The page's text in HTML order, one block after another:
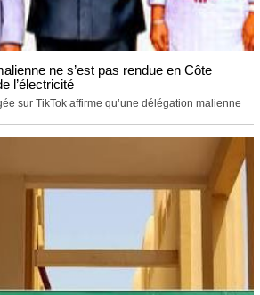
ne s’est pas rendue en Côte
l’électricité
sur TikTok affirme qu’une délégation malienne